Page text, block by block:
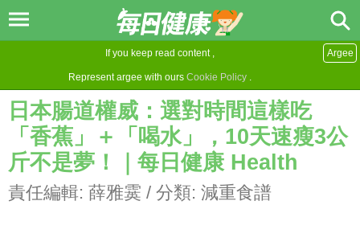
If you keep read content ,
Represent argee with ours Cookie Policy .
Argee
日本腸道權威：選對時間這樣吃
「香蕉」＋「喝水」，10天速瘦3公
斤不是夢！｜每日健康 Health
責任編輯: 薛雅霙 / 分類: 減重食譜